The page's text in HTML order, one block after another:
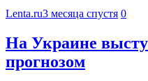
Lenta.ru3 месяца спустя 0
На Украине
прогнозом